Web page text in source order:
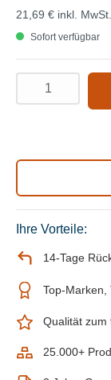
21,69 € inkl. MwSt.
Sofort verfügbar
Ihre Vorteile:
14-Tage
Top-Marken,
Qualität zum
25.000+